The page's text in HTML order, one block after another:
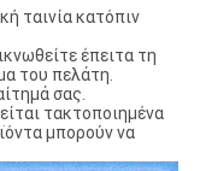
ταινία κατόπιν
έπειτα τη
του πελάτη.
σας.
τακτοποιημένα
μπορούν να